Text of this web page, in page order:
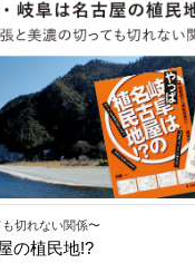
切れない関係〜
の植民地!?